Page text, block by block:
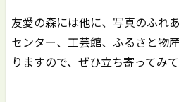
友愛の森には他に、写真のふれ
センター、工芸館、ふるさと物
りますので、ぜひ立ち寄ってみ